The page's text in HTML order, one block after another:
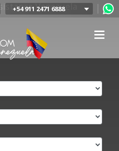
+54 911 2471 6888